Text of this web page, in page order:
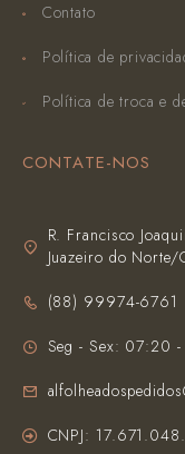
Contato
Política de
Política de troca e
CONTATE-NOS
R. Francisco
Juazeiro do Norte/
(‪88) 99974-6761‬
Seg - Sex: 07:20
CNPJ: